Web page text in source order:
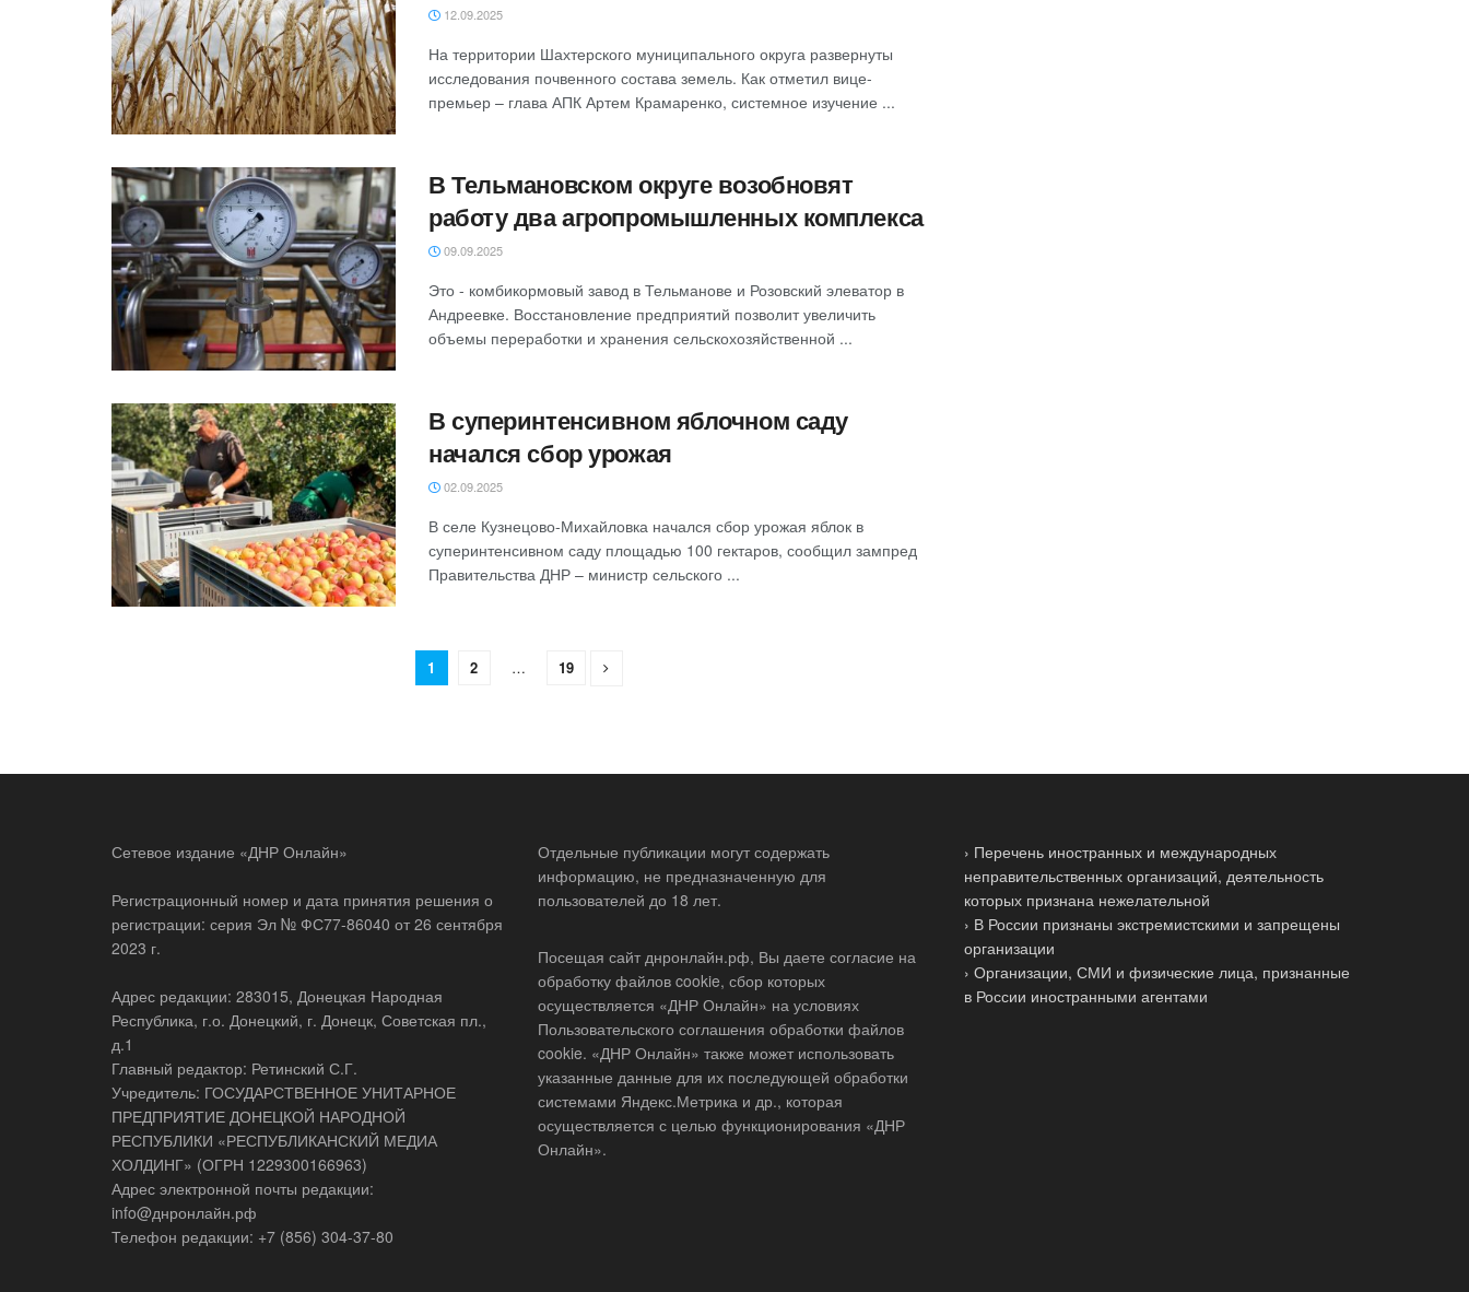
12.09.2025
На территории Шахтерского муниципального округа развернуты
исследования почвенного состава земель. Как отметил вице-
премьер – глава АПК Артем Крамаренко, системное изучение ...
В Тельмановском округе возобновят
работу два агропромышленных комплекса
09.09.2025
Это - комбикормовый завод в Тельманове и Розовский элеватор в
Андреевке. Восстановление предприятий позволит увеличить
объемы переработки и хранения сельскохозяйственной ...
В суперинтенсивном яблочном саду
начался сбор урожая
02.09.2025
В селе Кузнецово-Михайловка начался сбор урожая яблок в
суперинтенсивном саду площадью 100 гектаров, сообщил зампред
Правительства ДНР – министр сельского ...
1 2 … 19
Сетевое издание «ДНР Онлайн»
Регистрационный номер и дата принятия решения о
регистрации: серия Эл № ФС77-86040 от 26 сентября
2023 г.
Адрес редакции: 283015, Донецкая Народная
Республика, г.о. Донецкий, г. Донецк, Советская пл.,
д.1
Главный редактор: Ретинский С.Г.
Учредитель: ГОСУДАРСТВЕННОЕ УНИТАРНОЕ
ПРЕДПРИЯТИЕ ДОНЕЦКОЙ НАРОДНОЙ
РЕСПУБЛИКИ «РЕСПУБЛИКАНСКИЙ МЕДИА
ХОЛДИНГ» (ОГРН 1229300166963)
Адрес электронной почты редакции:
info@днронлайн.рф
Телефон редакции: +7 (856) 304-37-80
Отдельные публикации могут содержать
информацию, не предназначенную для
пользователей до 18 лет.
Посещая сайт днронлайн.рф, Вы даете согласие на
обработку файлов cookie, сбор которых
осуществляется «ДНР Онлайн» на условиях
Пользовательского соглашения обработки файлов
cookie. «ДНР Онлайн» также может использовать
указанные данные для их последующей обработки
системами Яндекс.Метрика и др., которая
осуществляется с целью функционирования «ДНР
Онлайн».
› Перечень иностранных и международных
неправительственных организаций, деятельность
которых признана нежелательной
› В России признаны экстремистскими и запрещены
организации
› Организации, СМИ и физические лица, признанные
в России иностранными агентами